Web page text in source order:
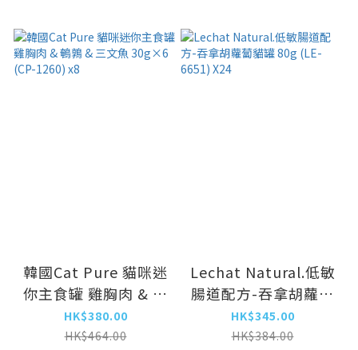
韓國Cat Pure 貓咪迷
你主食罐 雞胸肉 & 鵪
鶉 & 三文魚 30g×6
(CP-1260) x8
HK$380.00
HK$464.00
Lechat Natural.低敏
腸道配方-吞拿胡蘿蔔
貓罐 80g (LE-6651)
X24
HK$345.00
HK$384.00